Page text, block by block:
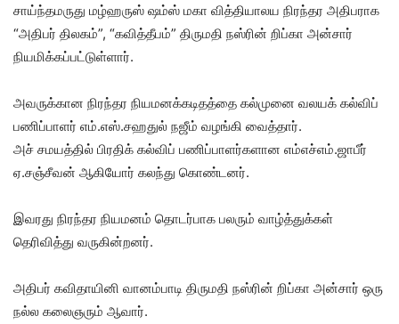
சாய்ந்தமருது மழ்ஹருஸ் ஷம்ஸ் மகா வித்தியாலய நிரந்தர அதிபராக
“அதிபர் திலகம்”, “கவித்தீபம்” திருமதி நஸ்ரின் றிப்கா அன்சார்
நியமிக்கப்பட்டுள்ளார்.
அவருக்கான நிரந்தர நியமனக்கடிதத்தை கல்முனை வலயக் கல்விப்
பணிப்பாளர் எம்.எஸ்.சஹதுல் நஜீம் வழங்கி வைத்தார்.
அச் சமயத்தில் பிரதிக் கல்விப் பணிப்பாளர்களான எம்எச்எம்.ஜாபீர்
ஏ.சஞ்சீவன் ஆகியோர் கலந்து கொண்டனர்.
இவரது நிரந்தர நியமனம் தொடர்பாக பலரும் வாழ்த்துக்கள்
தெரிவித்து வருகின்றனர்.
அதிபர் கவிதாயினி வானம்பாடி திருமதி நஸ்ரின் றிப்கா அன்சார் ஒரு
நல்ல கலைஞரும் ஆவார்.